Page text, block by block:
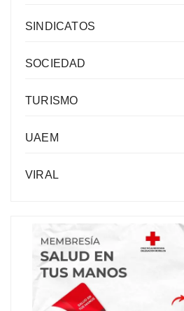
SINDICATOS
SOCIEDAD
TURISMO
UAEM
VIRAL